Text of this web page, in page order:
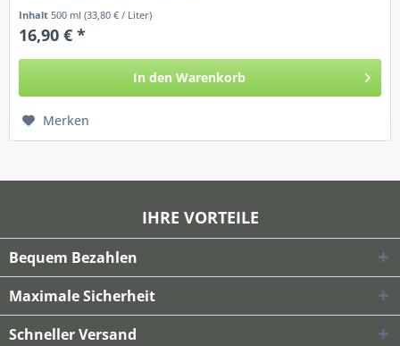
Inhalt 500 ml(33,80 € / Liter)
16,90 € *
In den Warenkorb
Merken
IHRE VORTEILE
Bequem Bezahlen
Maximale Sicherheit
Schneller Versand